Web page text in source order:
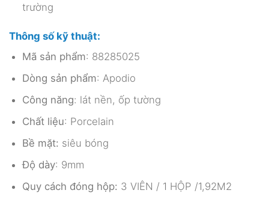
trường
Thông số kỹ thuật:
Mã sản phẩm: 88285025
Dòng sản phẩm: Apodio
Công năng: lát nền, ốp tường
Chất liệu: Porcelain
Bề mặt: siêu bóng
Độ dày: 9mm
Quy cách đóng hộp: 3 VIÊN / 1 HỘP /1,92M2